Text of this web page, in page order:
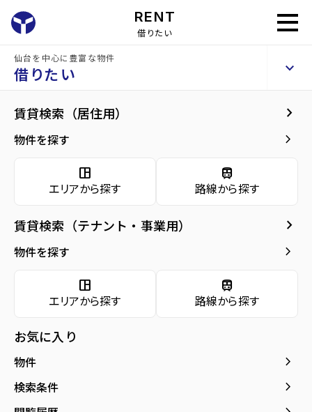
RENT
借りたい
仙台を中心に豊富な物件
借りたい keyboard_arrow_up
賃貸検索（居住用） keyboard_arrow_right
物件を探す keyboard_arrow_right
space_dashboard
エリアから探す
train
路線から探す
賃貸検索（テナント・事業用） keyboard_arrow_right
物件を探す keyboard_arrow_right
space_dashboard
エリアから探す
train
路線から探す
お気に入り
物件 keyboard_arrow_right
検索条件 keyboard_arrow_right
貸店舗・事務所 Rビル
建物概要
現在募集中の物件arrow_forward
arrow_forward
地図・周辺環境 arrow_forward
Rビル
アクセス
仙台市営バス バス停『安養寺三丁目』から
仙石線/苦竹駅 徒歩30分